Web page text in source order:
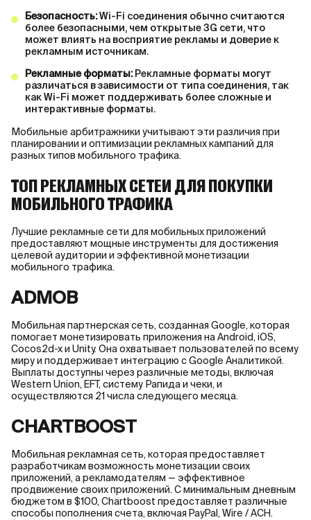
Безопасность:Wi-Fi соединения обычно считаются
более безопасными, чем открытые 3G сети, что
может влиять на восприятие рекламы и доверие к
рекламным источникам.
Рекламные форматы:Рекламные форматы могут
различаться в зависимости от типа соединения, так
как Wi-Fi может поддерживать более сложные и
интерактивные форматы.
Мобильные арбитражники учитывают эти различия при
планировании и оптимизации рекламных кампаний для
разных типов мобильного трафика.
ТОП РЕКЛАМНЫХ СЕТЕЙ ДЛЯ ПОКУПКИ
МОБИЛЬНОГО ТРАФИКА
Лучшие рекламные сети для мобильных приложений
предоставляют мощные инструменты для достижения
целевой аудитории и эффективной монетизации
мобильного трафика.
ADMOB
Мобильная партнерская сеть, созданная Google, которая
помогает монетизировать приложения на Android, iOS,
Cocos2d-x и Unity. Она охватывает пользователей по всему
миру и поддерживает интеграцию с Google Аналитикой.
Выплаты доступны через различные методы, включая
Western Union, EFT, систему Рапида и чеки, и
осуществляются 21 числа следующего месяца.
CHARTBOOST
Мобильная рекламная сеть, которая предоставляет
разработчикам возможность монетизации своих
приложений, а рекламодателям — эффективное
продвижение своих приложений. С минимальным дневным
бюджетом в $100, Chartboost предоставляет различные
способы пополнения счета, включая PayPal, Wire / ACH.